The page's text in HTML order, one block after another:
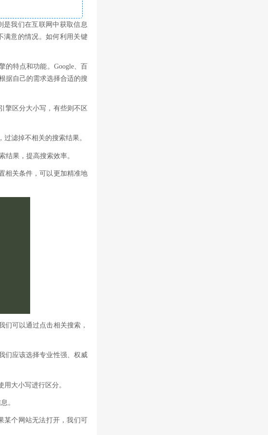
是我们在互联网中获取信息
满意的情况。如何利用关键
的特点和功能。Google、百
据自己的需求选择合适的搜
擎区分大小写，有些则不区
滤掉不相关的搜索结果。
结果，提高搜索效率。
相关条件，可以更加精准地
们可以通过点击相关搜索，
们应该选择专业性强、权威
大小写进行区分。
。
某个网站无法打开，我们可